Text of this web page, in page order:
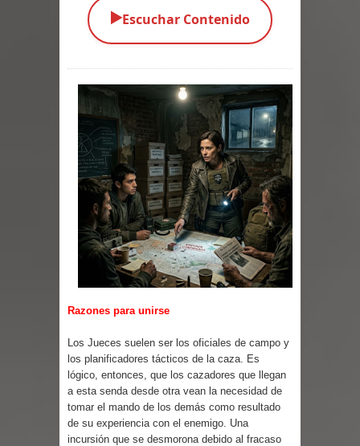
Parte 01: Escondido a Plena Luz
Parte 02: El Enemigo de mi Enemigo
Parte 06: Coletazos
Parte 05: Los Horrores del Infierno
Parte 04: Oídos Sordos
Parte 03: Reflexiones
▶️Escuchar Contenido
Razones para unirse
Los Jueces suelen ser los oficiales de campo y
los planificadores tácticos de la caza. Es
lógico, entonces, que los cazadores que llegan
a esta senda desde otra vean la necesidad de
tomar el mando de los demás como resultado
de su experiencia con el enemigo. Una
incursión que se desmorona debido al fracaso